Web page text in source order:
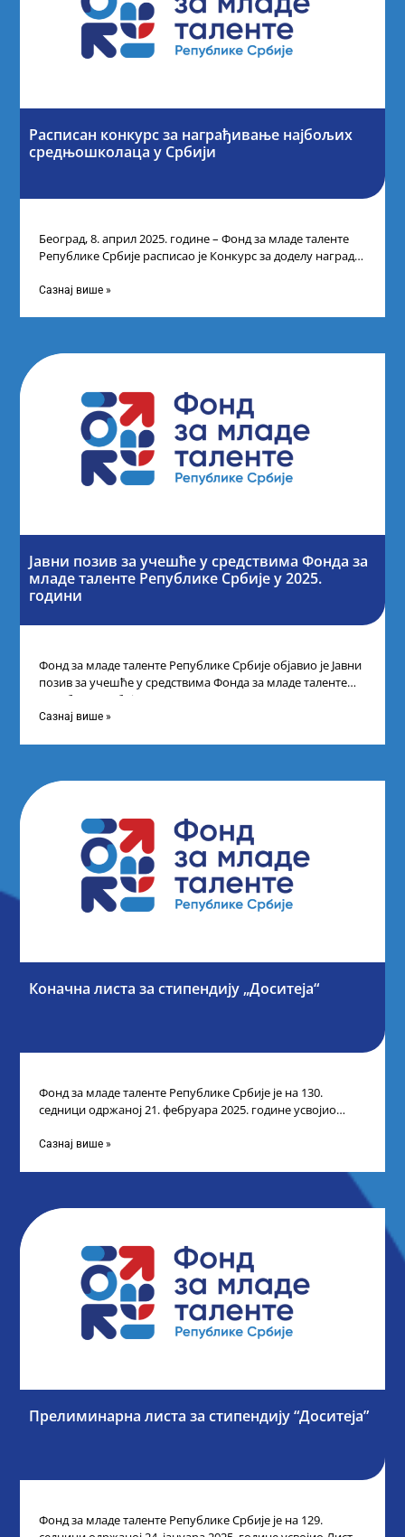
Расписан конкурс за награђивање најбољих
средњошколаца у Србији
Београд, 8. април 2025. године – Фонд за младе таленте
Републике Србије расписао је Конкурс за доделу награда
Сазнај више »
Јавни позив за учешће у средствима Фонда за
младе таленте Републике Србије у 2025.
години
Фонд за младе таленте Републике Србије објавио је Јавни
позив за учешће у средствима Фонда за младе таленте
Републике Србије
Сазнај више »
Коначна листа за стипендију „Доситеја“
Фонд за младе таленте Републике Србије је на 130.
седници одржаној 21. фебруара 2025. године усвојио
Сазнај више »
Прелиминарна листа за стипендију “Доситеја”
Фонд за младе таленте Републике Србије је на 129.